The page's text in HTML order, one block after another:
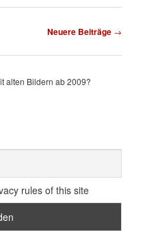
Neuere Beiträge →
alten Bildern ab 2009?
rules of this site